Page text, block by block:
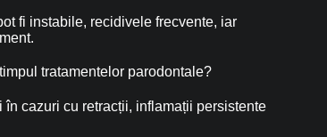
fi instabile, recidivele frecvente, iar
tratamentelor parodontale?
cazuri cu retracții, inflamații persistente